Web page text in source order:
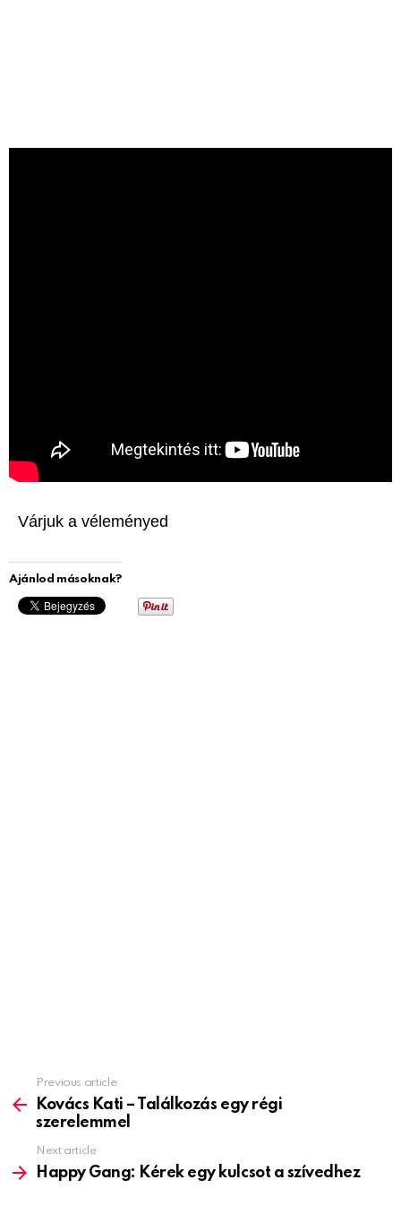
Várjuk a véleményed
Ajánlod másoknak?
more
Previous article
Kovács Kati – Találkozás egy régi
szerelemmel
Next article
Happy Gang: Kérek egy kulcsot a szívedhez